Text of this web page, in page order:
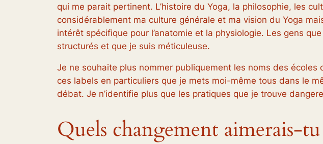
qui me parait pertinent. L’histoire du Yoga, la philosophie, les
considérablement ma culture générale et ma vision du Yoga
intérêt spécifique pour l’anatomie et la physiologie. Les gens
structurés et que je suis méticuleuse.
Je ne souhaite plus nommer publiquement les noms des
ces labels en particuliers que je mets moi-même tous dans le
débat. Je n’identifie plus que les pratiques que je trouve
Quels changement aimerais-